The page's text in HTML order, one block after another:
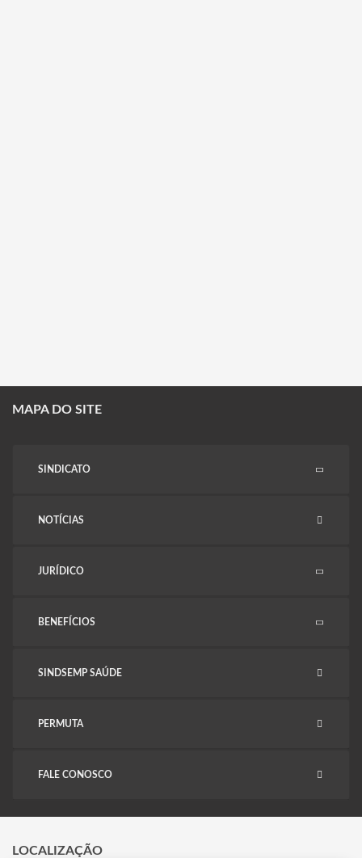
MAPA DO SITE
SINDICATO
NOTÍCIAS
JURÍDICO
BENEFÍCIOS
SINDSEMP SAÚDE
PERMUTA
FALE CONOSCO
LOCALIZAÇÃO